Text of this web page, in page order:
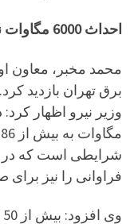
احداث 6000 مگاوات نیروگاه تا پیش از تابستان امسال
محمد مخبر، معاون
برق تهران بازدید
وزیر نیرو اظهار
شرایطی است که در
فراوانی را نیز برای